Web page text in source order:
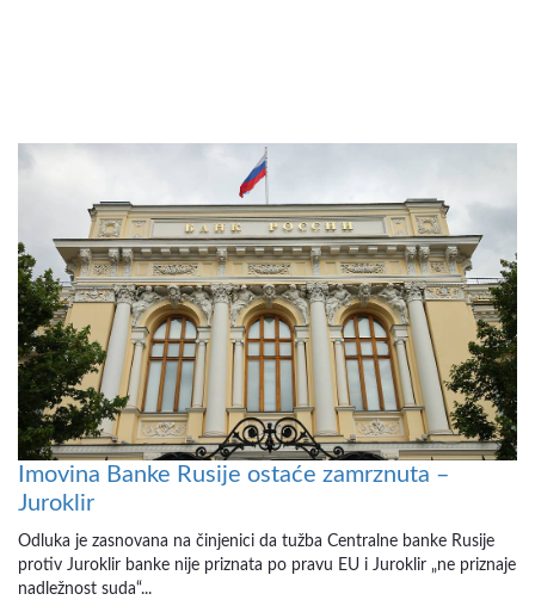
Imovina Banke Rusije ostaće zamrznuta –
Juroklir
Odluka je zasnovana na činjenici da tužba Centralne banke Rusije
protiv Juroklir banke nije priznata po pravu EU i Juroklir „ne priznaje
nadležnost suda“...